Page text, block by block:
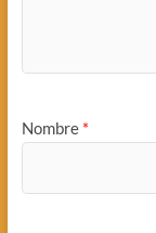
Nombre *